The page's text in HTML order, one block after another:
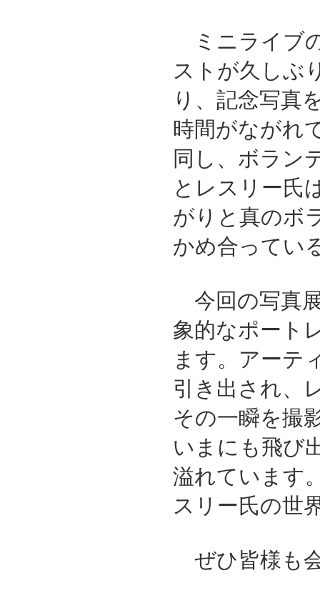
ミニライブ
ストが久しぶ
り、記念写真
時間がながれ
同し、ボラン
とレスリー氏
がりと真のボ
かめ合ってい
今回の写真
象的なポート
ます。アーテ
引き出され、
その一瞬を撮
いまにも飛び
溢れています
スリー氏の世
ぜひ皆様も